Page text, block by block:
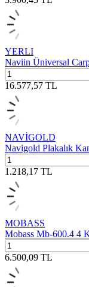
YERLI
Naviin Üniversal
16.577,57 TL
NAVİGOLD
Navigold Plakalık
1.218,17 TL
MOBASS
Mobass Mb-600.4 4
6.500,09 TL